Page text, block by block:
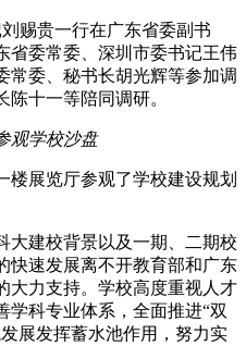
赐贵一行在广东省委副书
省委常委、深圳市委书记王伟
常委、秘书长胡光辉等参加调
十一等陪同调研。
观学校沙盘
楼展览厅参观了学校建设规划
大建校背景以及一期、二期校
快速发展离不开教育部和广东
大力支持。学校高度重视人才
学科专业体系，全面推进“双
展发挥蓄水池作用，努力实